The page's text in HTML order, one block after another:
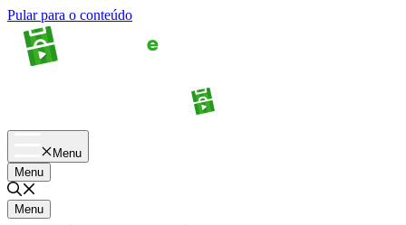
Pular para o conteúdo
Menu
Menu
Menu